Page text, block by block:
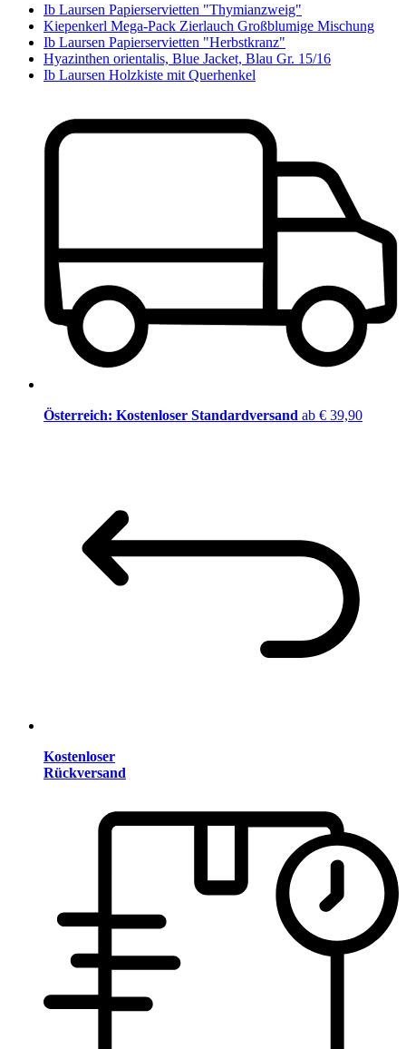
Ib Laursen Papierservietten "Thymianzweig"
Kiepenkerl Mega-Pack Zierlauch Großblumige Mischung
Ib Laursen Papierservietten "Herbstkranz"
Hyazinthen orientalis, Blue Jacket, Blau Gr. 15/16
Ib Laursen Holzkiste mit Querhenkel
Österreich: Kostenloser Standardversand ab € 39,90
Kostenloser
Rückversand